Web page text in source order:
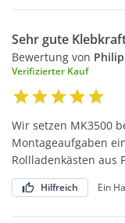
Sehr gute
Bewertung von
Verifizierter Kauf
Wir setzen MK3500
Montageaufgaben
Rollladenkästen aus
Hilfreich Ein